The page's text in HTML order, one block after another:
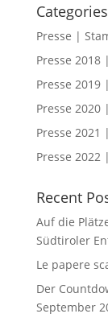
Categories
Presse |
Presse 2018
Presse 2019
Presse 2020
Presse 2021
Presse 2022
Recent
Auf die
Südtiroler
Le papere
Der
September